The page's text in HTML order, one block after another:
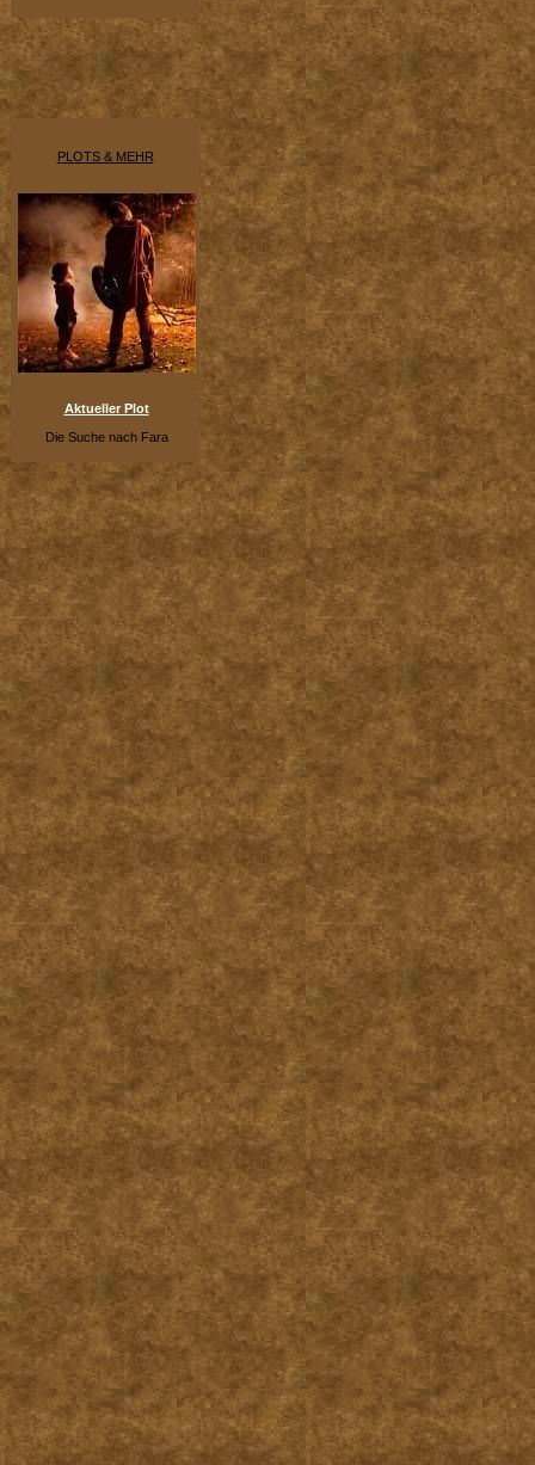
PLOTS & MEHR
Aktueller Plot
Die Suche nach Fara